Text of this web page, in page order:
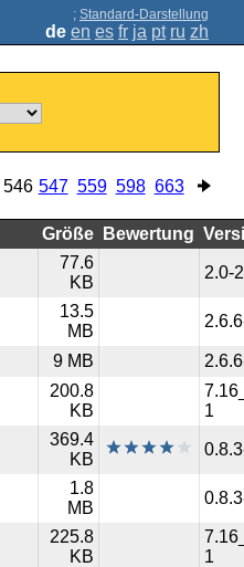
; Standard-Darstellung
de en es fr ja pt ru zh
546 547 559 598 663
Größe Bewertung
77.6
KB
2.0-2
13.5
MB
9 MB
200.8
KB
1
369.4
KB
1.8
MB
225.8
KB
1